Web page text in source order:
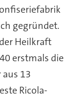
gegründet.
Heilkraft
erstmals die
13
Ricola-